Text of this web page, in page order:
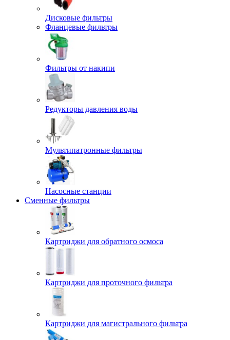
Дисковые фильтры
Фланцевые фильтры
Фильтры от накипи
Редукторы давления воды
Мультипатронные фильтры
Насосные станции
Сменные фильтры
Картриджи для обратного осмоса
Картриджи для проточного фильтра
Картриджи для магистрального фильтра